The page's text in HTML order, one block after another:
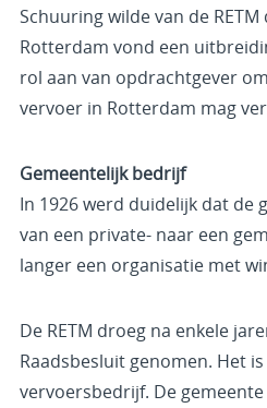
Schuuring wilde van de
Rotterdam vond een
rol aan van opdrachtgever
vervoer in Rotterdam mag
Gemeentelijk bedrijf
In 1926 werd duidelijk dat de
van een private- naar een
langer een organisatie met
De RETM droeg na enkele
Raadsbesluit genomen. Het
vervoersbedrijf. De